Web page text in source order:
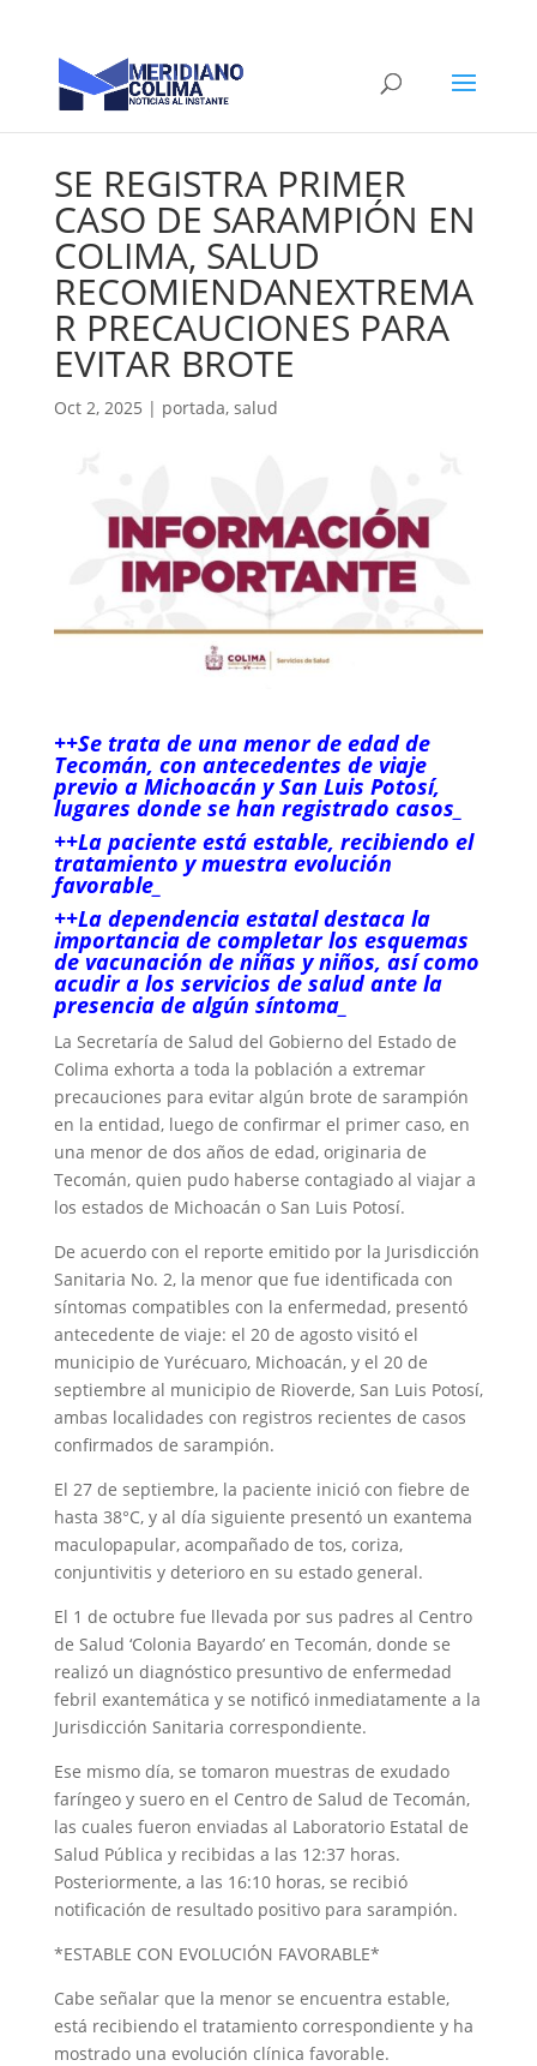
SE REGISTRA PRIMER
CASO DE SARAMPIÓN EN
COLIMA, SALUD
RECOMIENDANEXTREMA
R PRECAUCIONES PARA
EVITAR BROTE
Oct 2, 2025 | portada, salud
++Se trata de una menor de edad de
Tecomán, con antecedentes de viaje
previo a Michoacán y San Luis Potosí,
lugares donde se han registrado casos_
++La paciente está estable, recibiendo el
tratamiento y muestra evolución
favorable_
++La dependencia estatal destaca la
importancia de completar los esquemas
de vacunación de niñas y niños, así como
acudir a los servicios de salud ante la
presencia de algún síntoma_
La Secretaría de Salud del Gobierno del Estado de
Colima exhorta a toda la población a extremar
precauciones para evitar algún brote de sarampión
en la entidad, luego de confirmar el primer caso, en
una menor de dos años de edad, originaria de
Tecomán, quien pudo haberse contagiado al viajar a
los estados de Michoacán o San Luis Potosí.
De acuerdo con el reporte emitido por la Jurisdicción
Sanitaria No. 2, la menor que fue identificada con
síntomas compatibles con la enfermedad, presentó
antecedente de viaje: el 20 de agosto visitó el
municipio de Yurécuaro, Michoacán, y el 20 de
septiembre al municipio de Rioverde, San Luis Potosí,
ambas localidades con registros recientes de casos
confirmados de sarampión.
El 27 de septiembre, la paciente inició con fiebre de
hasta 38°C, y al día siguiente presentó un exantema
maculopapular, acompañado de tos, coriza,
conjuntivitis y deterioro en su estado general.
El 1 de octubre fue llevada por sus padres al Centro
de Salud ‘Colonia Bayardo’ en Tecomán, donde se
realizó un diagnóstico presuntivo de enfermedad
febril exantemática y se notificó inmediatamente a la
Jurisdicción Sanitaria correspondiente.
Ese mismo día, se tomaron muestras de exudado
faríngeo y suero en el Centro de Salud de Tecomán,
las cuales fueron enviadas al Laboratorio Estatal de
Salud Pública y recibidas a las 12:37 horas.
Posteriormente, a las 16:10 horas, se recibió
notificación de resultado positivo para sarampión.
*ESTABLE CON EVOLUCIÓN FAVORABLE*
Cabe señalar que la menor se encuentra estable,
está recibiendo el tratamiento correspondiente y ha
mostrado una evolución clínica favorable.